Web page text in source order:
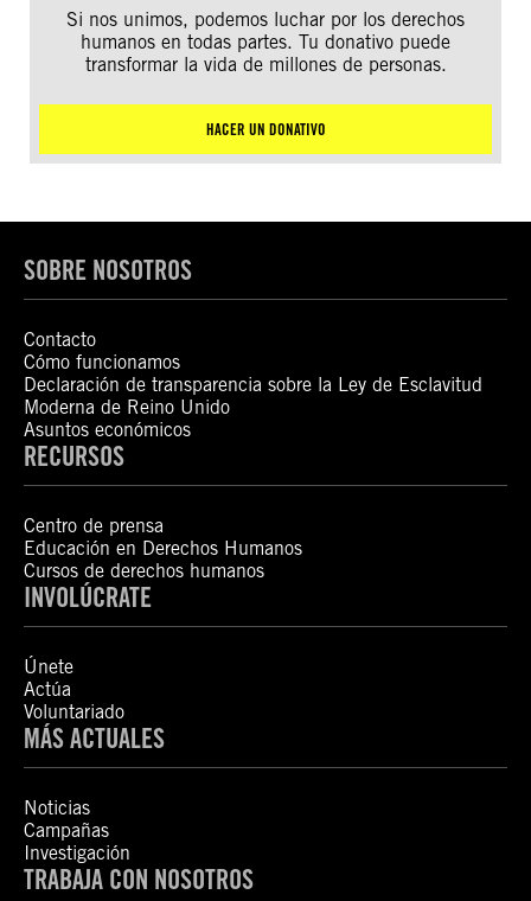
Si nos unimos, podemos luchar por los derechos
humanos en todas partes. Tu donativo puede
transformar la vida de millones de personas.
HACER UN DONATIVO
SOBRE NOSOTROS
Contacto
Cómo funcionamos
Declaración de transparencia sobre la Ley de Esclavitud
Moderna de Reino Unido
Asuntos económicos
RECURSOS
Centro de prensa
Educación en Derechos Humanos
Cursos de derechos humanos
INVOLÚCRATE
Únete
Actúa
Voluntariado
MÁS ACTUALES
Noticias
Campañas
Investigación
TRABAJA CON NOSOTROS